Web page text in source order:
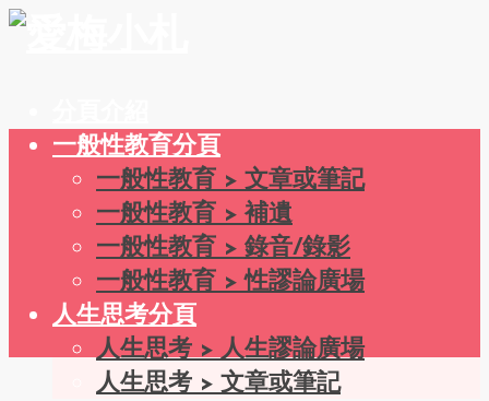
一般性教育分頁
一般性教育 > 文章或筆記
一般性教育 > 補遺
一般性教育 > 錄音/錄影
一般性教育 > 性謬論廣場
人生思考分頁
人生思考 > 人生謬論廣場
人生思考 > 文章或筆記